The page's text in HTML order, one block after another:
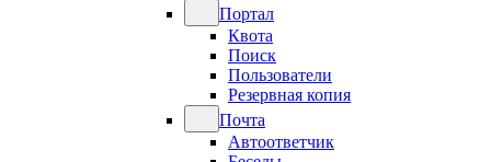
Портал
Квота
Поиск
Пользователи
Резервная копия
Почта
Автоответчик